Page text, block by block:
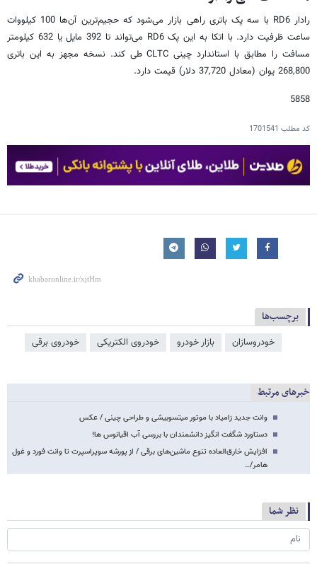
رادار RD6 با سه پک باتری راهی بازار می‌شود که حجیم‌ترین آن‌ها 100 کیلووات
ساعت ظرفیت دارد. با اتکا به این پک RD6 می‌تواند تا 392 مایل یا 632 کیلومتر
مسافت را مطابق با استاندارد چینی CLTC طی کند. نسخه مجهز به این باتری
268,800 یوان (معادل 37,720 دلار) قیمت دارد.
5858
کد مطلب 1701541
برچسب‌ها
خودروسازان بازار خودرو خودروی الکتریکی خودروی برقی
خبرهای مرتبط
وانت جدید زامیاد با موتور میتسوبیشی و طراحی چینی / عکس
دستاورد شگفت انگیز دانشمندان با بررسی آب اقیانوس ها!
افزایش خارق‌العاده تنوع ماشین‌های برقی / از پورشه سوپراسپرت تا وانت فورد و غول
هامر/…
نظر شما